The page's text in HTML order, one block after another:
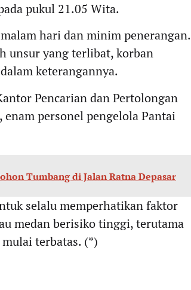
pukul 21.05 Wita.
hari dan minim penerangan.
unsur yang terlibat, korban
keterangannya.
Pencarian dan Pertolongan
enam personel pengelola Pantai
Tumbang di Jalan Ratna Depasar
selalu memperhatikan faktor
medan berisiko tinggi, terutama
terbatas. (*)